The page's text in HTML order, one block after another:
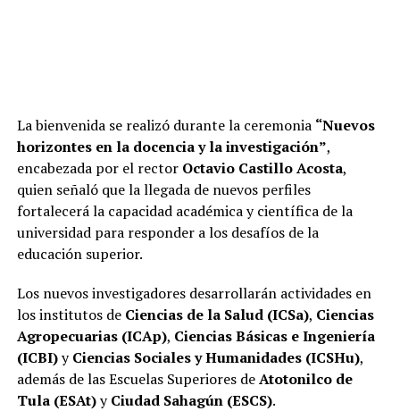
La bienvenida se realizó durante la ceremonia “Nuevos
horizontes en la docencia y la investigación”,
encabezada por el rector Octavio Castillo Acosta,
quien señaló que la llegada de nuevos perfiles
fortalecerá la capacidad académica y científica de la
universidad para responder a los desafíos de la
educación superior.
Los nuevos investigadores desarrollarán actividades en
los institutos de Ciencias de la Salud (ICSa), Ciencias
Agropecuarias (ICAp), Ciencias Básicas e Ingeniería
(ICBI)yCiencias Sociales y Humanidades (ICSHu),
además de las Escuelas Superiores deAtotonilco de
Tula (ESAt)yCiudad Sahagún (ESCS).